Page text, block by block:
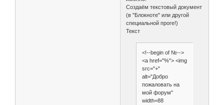
Создаём текстовый документ
(в "Блокноте" или другой
специальной проге!)
Текст
<!--begin of №-->
<a href="%"> <img
src="+"
alt="Добро
пожаловать на
мой форум"
width=88